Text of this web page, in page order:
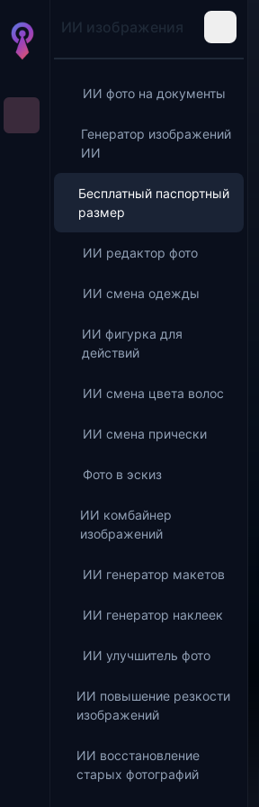
ИИ изображения
ИИ фото на документы
Генератор изображений
ИИ
Бесплатный паспортный
размер
ИИ редактор фото
ИИ смена одежды
ИИ фигурка для
действий
ИИ смена цвета волос
ИИ смена прически
Фото в эскиз
ИИ комбайнер
изображений
ИИ генератор макетов
ИИ генератор наклеек
ИИ улучшитель фото
ИИ повышение резкости
изображений
ИИ восстановление
старых фотографий